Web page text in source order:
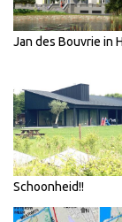
Jan des Bouvrie in
Schoonheid!!